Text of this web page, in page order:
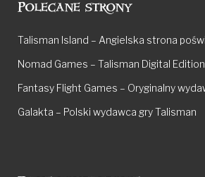
Polecane strony
Talisman Island – Angielska strona
Nomad Games – Talisman Digital Edition
Fantasy Flight Games – Oryginalny
Galakta – Polski wydawca gry Talisman